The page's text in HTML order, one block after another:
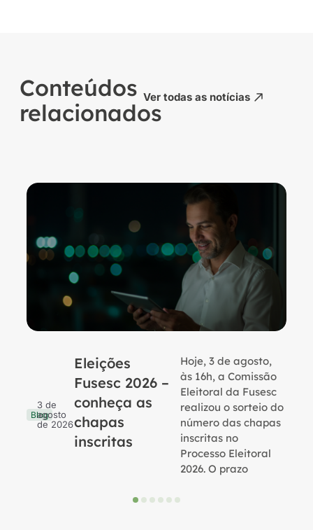
Conteúdos
relacionados
Ver todas as notícias
Blog
3 de
agosto
de 2026
Eleições
Fusesc 2026 –
conheça as
chapas
inscritas
Hoje, 3 de agosto,
às 16h, a Comissão
Eleitoral da Fusesc
realizou o sorteio do
número das chapas
inscritas no
Processo Eleitoral
2026. O prazo